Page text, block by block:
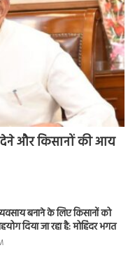
देने और किसानों की आय
बनाने के लिए किसानों को
दिया जा रहा है: मोहिंदर भगत